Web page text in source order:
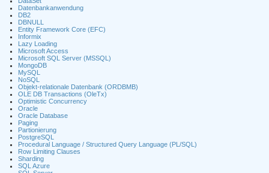
Datenbankanwendung
DB2
DBNULL
Entity Framework Core (EFC)
Informix
Lazy Loading
Microsoft Access
Microsoft SQL Server (MSSQL)
MongoDB
MySQL
NoSQL
Objekt-relationale Datenbank (ORDBMB)
OLE DB Transactions (OleTx)
Optimistic Concurrency
Oracle
Oracle Database
Paging
Partionierung
PostgreSQL
Procedural Language / Structured Query Language (PL/SQL)
Row Limiting Clauses
Sharding
SQL Azure